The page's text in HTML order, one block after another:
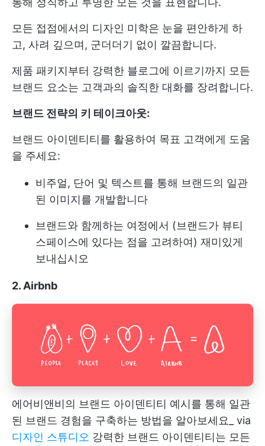
모든 접점에서의 디자인 미학은 눈을 편안하게 하
고, 사려 깊으며, 군더더기 없이 깔끔합니다.
제품 패키지부터 강력한 블로그에 이르기까지 모든
브랜드 요소는 고객과의 솔직한 대화를 장려합니다.
브랜드 전략의 키 테이크아웃:
브랜드 아이덴티티를 활용하여 목표 고객에게 도움
을 주세요:
비주얼, 단어 및 텍스트를 통해 브랜드의 일관
된 이미지를 개발합니다
브랜드와 함께하는 여정에서 (브랜드가 뷰티
스페이스에 있다는 점을 고려하여) 재미있게
보내십시오
2. Airbnb
에어비앤비의 브랜드 아이덴티티 예시를 통해 일관
된 브랜드 경험을 구축하는 방법을 알아보세요_ via
디자인 스튜디오 강력한 브랜드 아이덴티티는 모든